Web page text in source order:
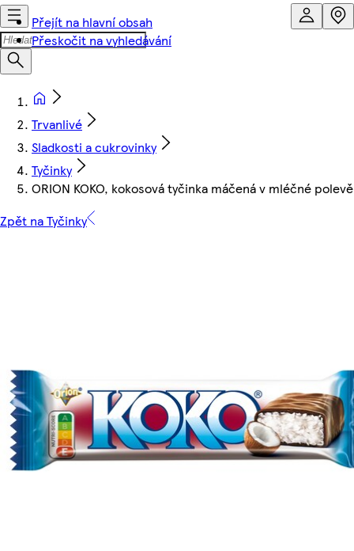
Přejít na hlavní obsah
Přeskočit na vyhledávání
Trvanlivé
Sladkosti a cukrovinky
Tyčinky
ORION KOKO, kokosová tyčinka máčená v mléčné
Zpět na Tyčinky